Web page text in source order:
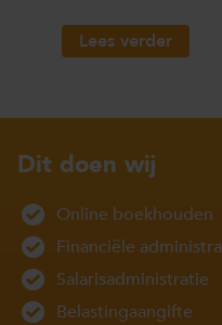
Lees verder
Dit doen wij
Online boekhouden
Financiële
Salarisadministratie
Belastingaangifte